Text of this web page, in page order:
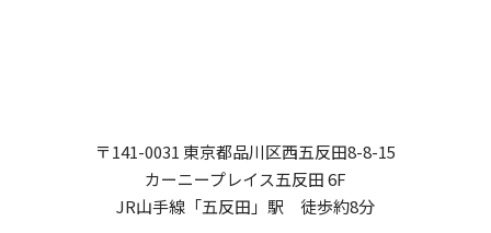
〒141-0031 東京都品川区西五反田8-8-15
カーニープレイス五反田 6F
JR山手線「五反田」駅 徒歩約8分